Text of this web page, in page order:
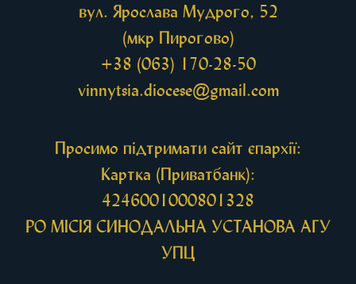
вул. Ярослава Мудрого, 52
(мкр Пирогово)
+38 (063) 170-28-50
vinnytsia.diocese@gmail.com
Просимо підтримати сайт єпархії:
Картка (Приватбанк):
4246001000801328
РО МIСIЯ СИНОДАЛЬНА УСТАНОВА АГУ
УПЦ